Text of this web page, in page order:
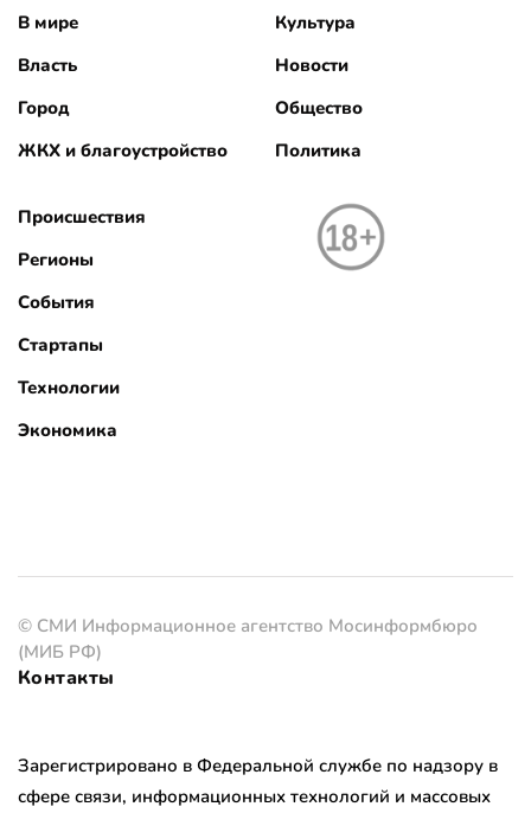
В мире
Власть
Город
ЖКХ и благоустройство
Культура
Новости
Общество
Политика
Происшествия
Регионы
События
Стартапы
Технологии
Экономика
© СМИ Информационное агентство Мосинформбюро
(МИБ РФ)
Контакты
Зарегистрировано в Федеральной службе по надзору в
сфере связи, информационных технологий и массовых